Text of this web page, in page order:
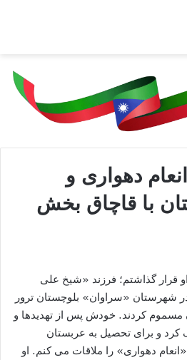
دهواری و
با قاچاق بخش
قرار گذاشتم؛ فرزند «شیخ علی
که در سال ۱۳۸۷ در شهرستان «سراوان» بلوچستان ترور
مسموم کردند. خودش پس از تهدیدها و
کرد و برای تحصیل به عربستان
دهواری» را ملاقات می کنم. او